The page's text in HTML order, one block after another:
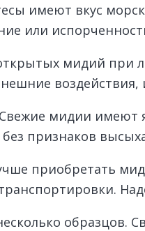
имеют вкус
или
мидий при
воздействия,
мидии
признаков
приобретать